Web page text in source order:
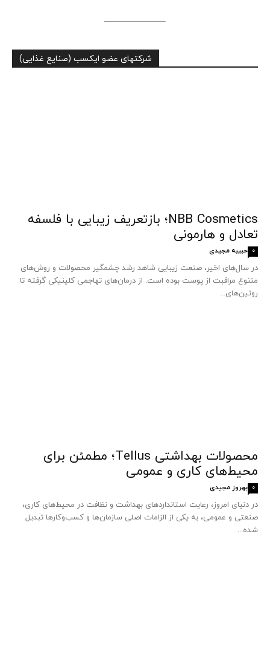
شرکتهای عضو ایکسب (صنایع غذایی)
NBB Cosmetics؛ بازتعریف زیبایی با فلسفه
تعادل و هارمونی
حبیبه مجیدی 0
در سال‌های اخیر، صنعت زیبایی شاهد رشد چشمگیر محصولات و روش‌های
متنوع مراقبت از پوست بوده است. از درمان‌های تهاجمی کلینیکی گرفته تا
روتین‌های...
محصولات بهداشتی Tellus؛ مطمئن برای
محیط‌های کاری و عمومی
بهروز مجیدی 0
در دنیای امروز، رعایت استانداردهای بهداشت و نظافت در محیط‌های کاری،
صنعتی و عمومی، به یکی از الزامات اصلی سازمان‌ها و کسب‌وکارها تبدیل
شده...